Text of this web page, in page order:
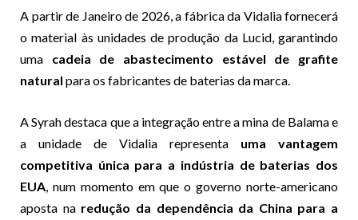
A partir de Janeiro de 2026, a fábrica da Vidalia fornecerá
o material às unidades de produção da Lucid, garantindo
uma cadeia de abastecimento estável de grafite
natural para os fabricantes de baterias da marca.
A Syrah destaca que a integração entre a mina de Balama e
a unidade de Vidalia representa uma vantagem
competitiva única para a indústria de baterias dos
EUA, num momento em que o governo norte-americano
aposta na redução da dependência da China para a